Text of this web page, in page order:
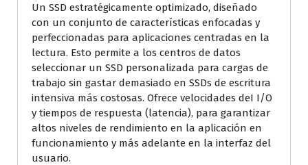
Un SSD estratégicamente optimizado, diseñado
con un conjunto de características enfocadas y
perfeccionadas para aplicaciones centradas en la
lectura. Esto permite a los centros de datos
seleccionar un SSD personalizada para cargas de
trabajo sin gastar demasiado en SSDs de escritura
intensiva más costosas. Ofrece velocidades deI I/O
y tiempos de respuesta (latencia), para garantizar
altos niveles de rendimiento en la aplicación en
funcionamiento y más adelante en la interfaz del
usuario.